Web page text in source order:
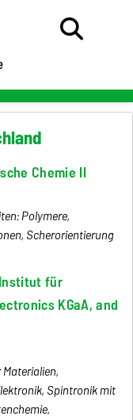
Chemie II
Polymere,
Scherorientierung
für
KGaA, and
Spintronik mit